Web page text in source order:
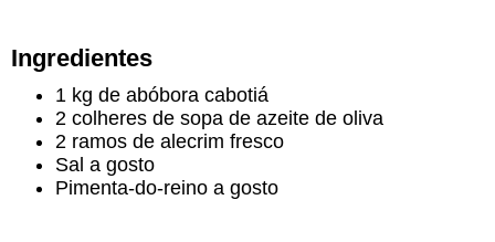
Ingredientes
1 kg de abóbora cabotiá
2 colheres de sopa de azeite de oliva
2 ramos de alecrim fresco
Sal a gosto
Pimenta-do-reino a gosto